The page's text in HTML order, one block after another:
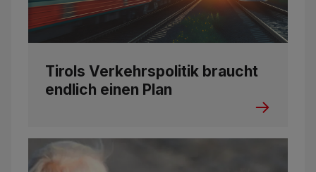
Tirols Verkehrspolitik braucht
endlich einen Plan